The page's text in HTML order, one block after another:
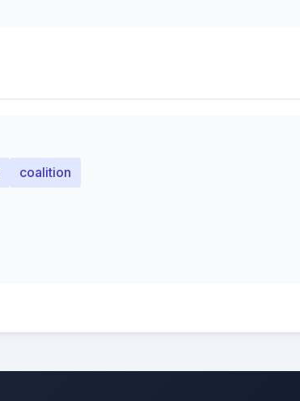
coalition